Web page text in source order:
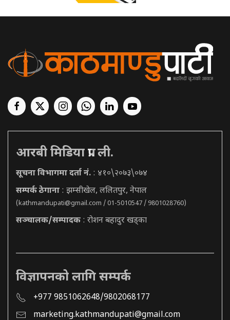
आरबी मिडिया प्रा. ली.
सूचना विभागमा दर्ता नं. : ४१०\२०७३\०७४
सम्पर्क ठेगाना : झम्सीखेल, ललितपुर, नेपाल
(kathmandupati@gmail.com / 01-5010547 / 9801028760)
सञ्चालक/सम्पादक : रोशन बहादुर खड्का
विज्ञापनको लागि सम्पर्क
+977 9851062648/9802068177
marketing.kathmandupati@gmail.com